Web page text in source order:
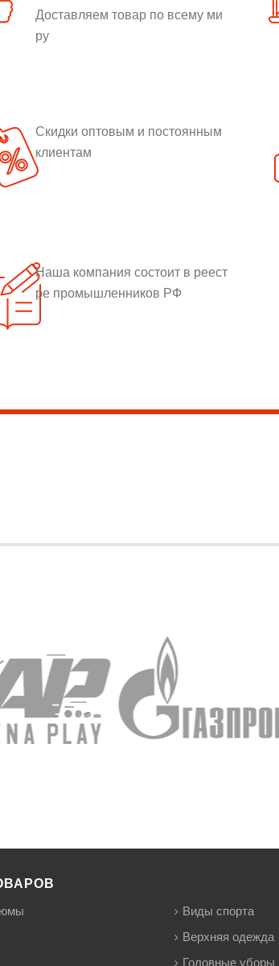
Доставляем товар по всему ми
ру
Скидки оптовым и постоянным
клиентам
Наша компания состоит в реест
ре промышленников РФ
Виды спорта
Верхняя одежда